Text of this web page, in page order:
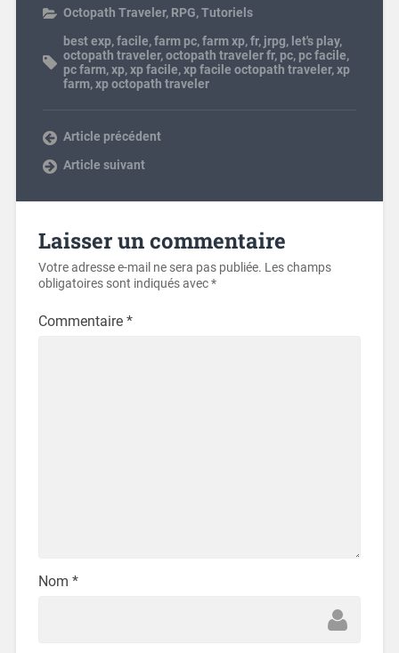
Octopath Traveler, RPG,Tutoriels
best exp,facile,farm pc,farm xp,fr, jrpg, let's play,
octopath traveler,octopath traveler fr, pc, pc facile,
pc farm,xp,xp facile,xp facile octopath traveler,xp
farm,xp octopath traveler
Article précédent
Article suivant
Laisser un commentaire
Votre adresse e-mail ne sera pas publiée. Les champs
obligatoires sont indiqués avec*
Commentaire *
Nom *